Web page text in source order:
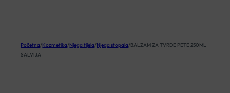
Početna/Kozmetika/Njega tijela/Njega stopala/BALZAM ZA TVRDE PETE 250ML
SALVIJA